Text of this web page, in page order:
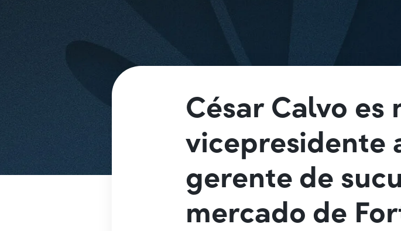
César Calvo es
vicepresidente
gerente de
mercado de